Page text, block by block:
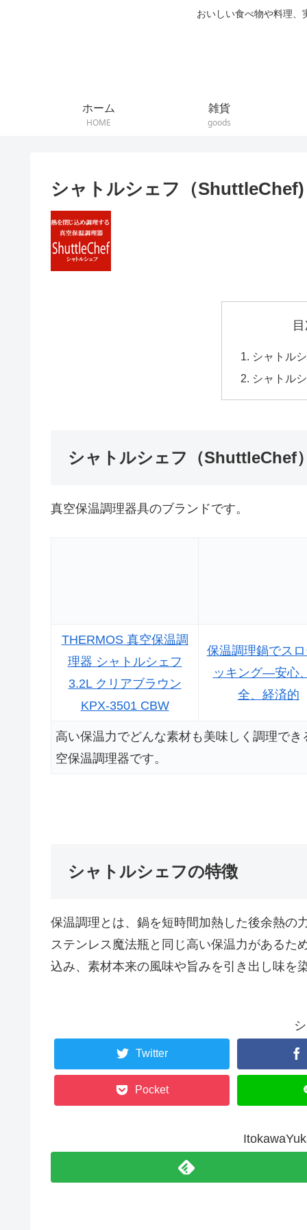
おいしい食べ物や料理、
ホーム
HOME
雑貨
goods
シャトルシェフ（ShuttleChef)
シャトル
シャトル
シャトルシェフ（ShuttleChef）
真空保温調理器具のブランドです。
THERMOS 真空保温調
理器 シャトルシェフ
3.2L クリアブラウン
KPX-3501 CBW
保温調理鍋でスロ
ッキング―安心
全、経済的
高い保温力でどんな素材も美味しく調理でき
空保温調理器です。
シャトルシェフの特徴
保温調理とは、鍋を短時間加熱した後余熱の
ステンレス魔法瓶と同じ高い保温力があるた
込み、素材本来の風味や旨みを引き出し味を
Twitter
Pocket